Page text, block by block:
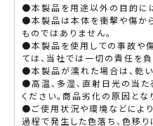
●本製品を用途以外の目的に
●本製品は本体を衝撃や傷か
ものではありません。
●本製品を使用しての事故や
ては、当社では一切の責任を負
●本製品が濡れた場合は、乾い
●高温、多湿、直射日光の当
ください。商品劣化の原因とな
●ご使用状況や環境などにより
過程で発生した色落ち、色移